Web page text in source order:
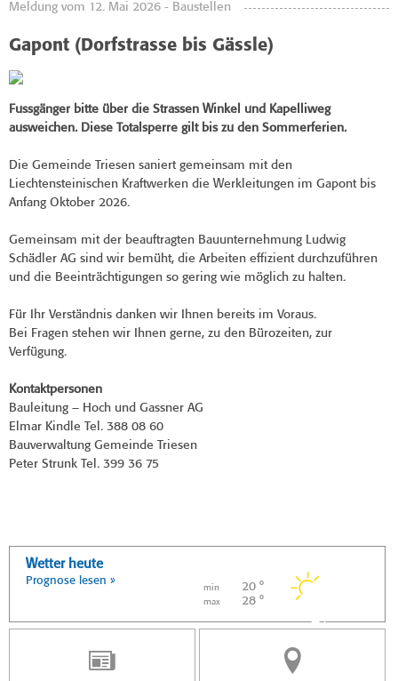
Meldung vom 12. Mai 2026 - Baustellen
Gapont (Dorfstrasse bis Gässle)
Fussgänger bitte über die Strassen Winkel und Kapelliweg
ausweichen. Diese Totalsperre gilt bis zu den Sommerferien.
Die Gemeinde Triesen saniert gemeinsam mit den
Liechtensteinischen Kraftwerken die Werkleitungen im Gapont bis
Anfang Oktober 2026.
Gemeinsam mit der beauftragten Bauunternehmung Ludwig
Schädler AG sind wir bemüht, die Arbeiten effizient durchzuführen
und die Beeinträchtigungen so gering wie möglich zu halten.
Für Ihr Verständnis danken wir Ihnen bereits im Voraus.
Bei Fragen stehen wir Ihnen gerne, zu den Bürozeiten, zur
Verfügung.
Kontaktpersonen
Bauleitung – Hoch und Gassner AG
Elmar Kindle Tel. 388 08 60
Bauverwaltung Gemeinde Triesen
Peter Strunk Tel. 399 36 75
Wetter heute
Prognose lesen »
min 20 °
max 28 °